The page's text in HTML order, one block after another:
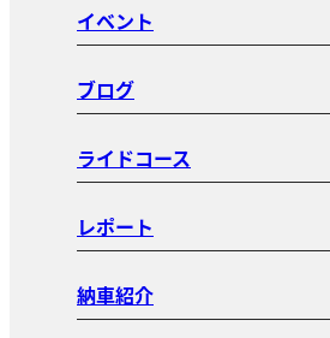
イベント
ブログ
ライドコース
レポート
納車紹介